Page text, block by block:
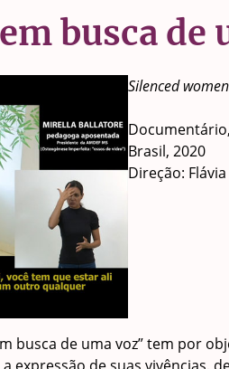
busca de
Silenced
Brasil, 2020
Direção:
busca de uma voz” tem por